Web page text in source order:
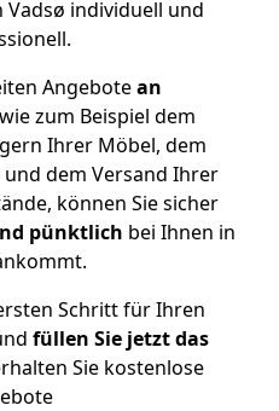
individuell und
Angebotean
zum Beispiel dem
Ihrer Möbel, dem
dem Versand Ihrer
können Sie sicher
pünktlich bei Ihnen in
Schritt für Ihren
füllen Sie jetzt das
Sie kostenlose